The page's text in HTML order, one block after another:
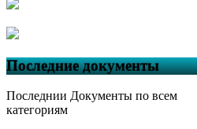
Последние документы
Последнии Документы по всем
категориям